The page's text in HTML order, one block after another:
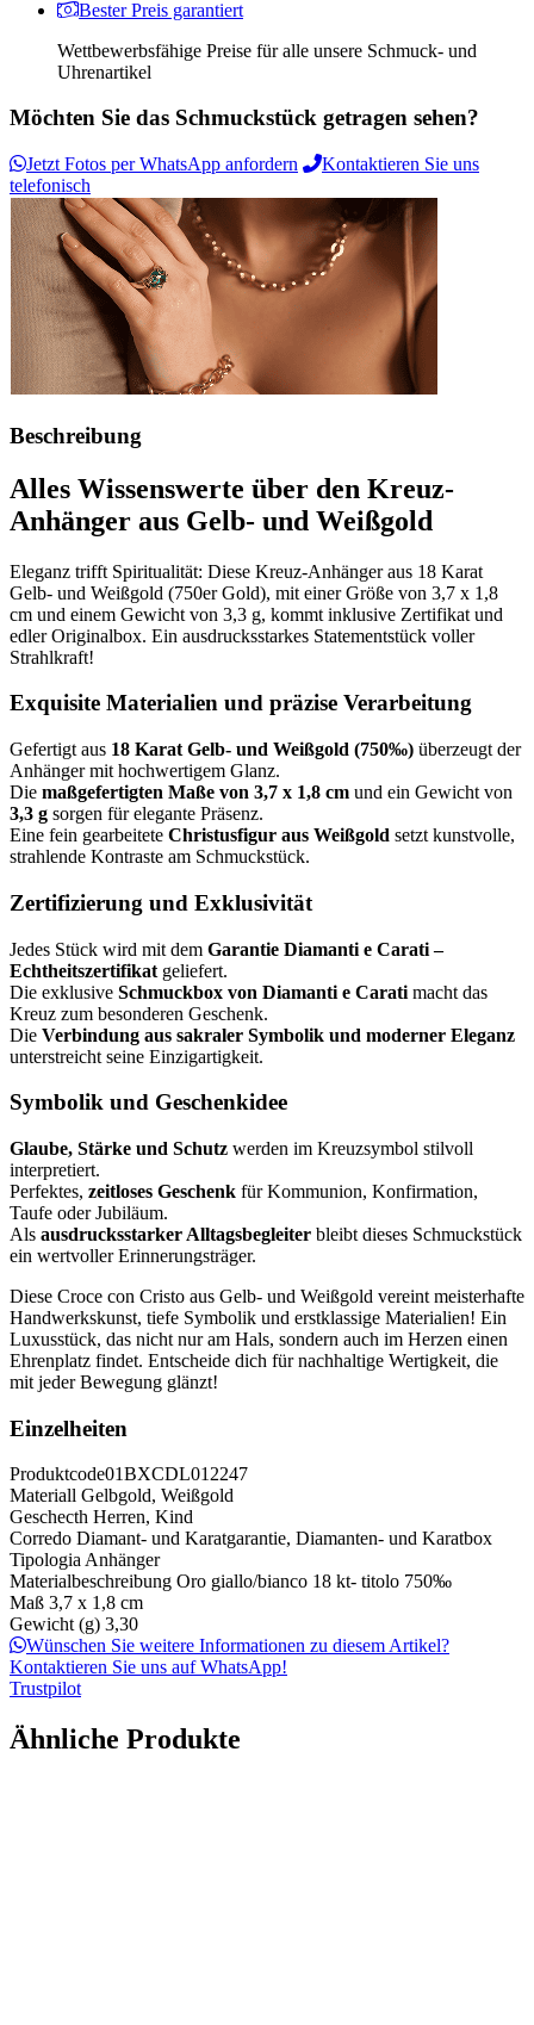
Bester Preis garantiert
Wettbewerbsfähige Preise für alle unsere Schmuck- und
Uhrenartikel
Möchten Sie das Schmuckstück getragen sehen?
Jetzt Fotos per WhatsApp anfordern
Kontaktieren Sie uns
telefonisch
Beschreibung
Alles Wissenswerte über den Kreuz-
Anhänger aus Gelb- und Weißgold
Eleganz trifft Spiritualität: Diese Kreuz-Anhänger aus 18 Karat
Gelb- und Weißgold (750er Gold), mit einer Größe von 3,7 x 1,8
cm und einem Gewicht von 3,3 g, kommt inklusive Zertifikat und
edler Originalbox. Ein ausdrucksstarkes Statementstück voller
Strahlkraft!
Exquisite Materialien und präzise Verarbeitung
Gefertigt aus 18 Karat Gelb- und Weißgold (750‰) überzeugt der
Anhänger mit hochwertigem Glanz.
Die maßgefertigten Maße von 3,7 x 1,8 cm und ein Gewicht von
3,3 g sorgen für elegante Präsenz.
Eine fein gearbeitete Christusfigur aus Weißgold setzt kunstvolle,
strahlende Kontraste am Schmuckstück.
Zertifizierung und Exklusivität
Jedes Stück wird mit dem Garantie Diamanti e Carati –
Echtheitszertifikat geliefert.
Die exklusive Schmuckbox von Diamanti e Carati macht das
Kreuz zum besonderen Geschenk.
Die Verbindung aus sakraler Symbolik und moderner Eleganz
unterstreicht seine Einzigartigkeit.
Symbolik und Geschenkidee
Glaube, Stärke und Schutz werden im Kreuzsymbol stilvoll
interpretiert.
Perfektes, zeitloses Geschenk für Kommunion, Konfirmation,
Taufe oder Jubiläum.
Als ausdrucksstarker Alltagsbegleiter bleibt dieses Schmuckstück
ein wertvoller Erinnerungsträger.
Diese Croce con Cristo aus Gelb- und Weißgold vereint meisterhafte
Handwerkskunst, tiefe Symbolik und erstklassige Materialien! Ein
Luxusstück, das nicht nur am Hals, sondern auch im Herzen einen
Ehrenplatz findet. Entscheide dich für nachhaltige Wertigkeit, die
mit jeder Bewegung glänzt!
Einzelheiten
Produktcode01BXCDL012247
Materiall Gelbgold, Weißgold
Geschecth Herren, Kind
Corredo Diamant- und Karatgarantie, Diamanten- und Karatbox
TipologiaAnhänger
Materialbeschreibung Oro giallo/bianco 18 kt- titolo 750‰
Maß 3,7 x 1,8 cm
Gewicht (g) 3,30
Wünschen Sie weitere Informationen zu diesem Artikel?
Kontaktieren Sie uns auf WhatsApp!
Trustpilot
Ähnliche Produkte